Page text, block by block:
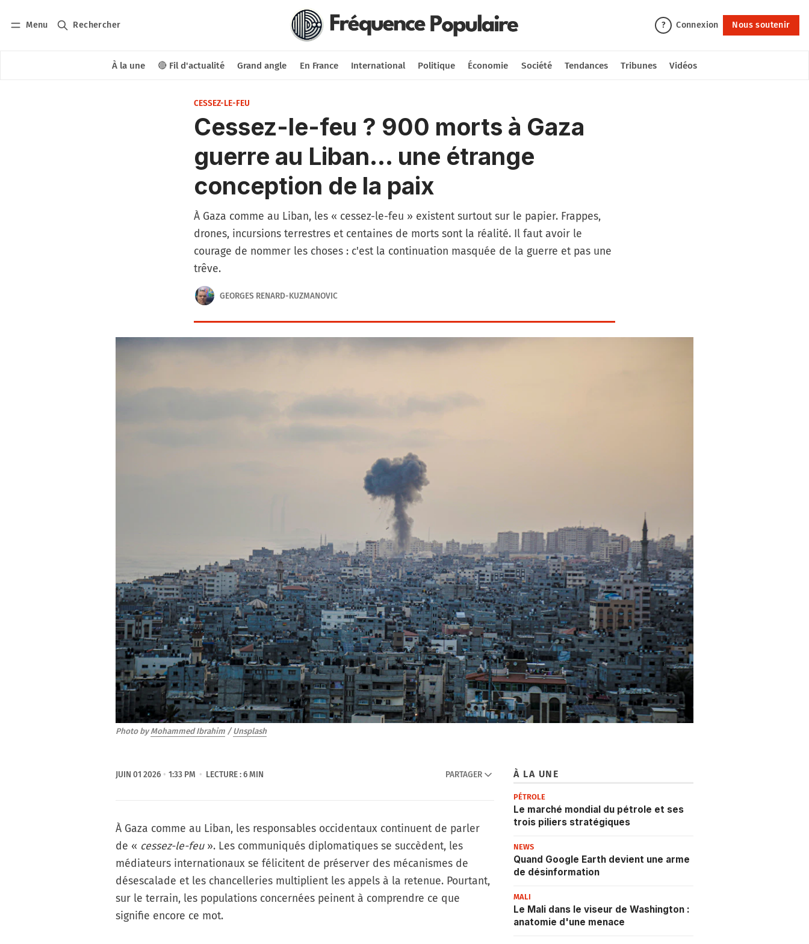
Menu Rechercher ? Connexion Nous soutenir
À la une 🔴 Fil d'actualité Grand angle En France International Politique Économie Société Tendances Tribunes Vidéos
Nous soutenir
CESSEZ-LE-FEU
Cessez-le-feu ? 900 morts à Gaza
guerre au Liban... une étrange
conception de la paix
À Gaza comme au Liban, les « cessez-le-feu » existent surtout sur le papier. Frappes,
drones, incursions terrestres et centaines de morts sont la réalité. Il faut avoir le
courage de nommer les choses : c'est la continuation masquée de la guerre et pas une
trêve.
GEORGES RENARD-KUZMANOVIC
Photo by Mohammed Ibrahim / Unsplash
JUIN 01 2026 1:33 PM LECTURE : 6 MIN PARTAGER
À Gaza comme au Liban, les responsables occidentaux continuent de parler
de « cessez-le-feu». Les communiqués diplomatiques se succèdent, les
médiateurs internationaux se félicitent de préserver des mécanismes de
désescalade et les chancelleries multiplient les appels à la retenue. Pourtant,
sur le terrain, les populations concernées peinent à comprendre ce que
signifie encore ce mot.
À LA UNE
PÉTROLE
Le marché mondial du pétrole et ses
trois piliers stratégiques
NEWS
Quand Google Earth devient une arme
de désinformation
MALI
Le Mali dans le viseur de Washington :
anatomie d'une menace